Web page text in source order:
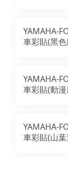
YAMAHA-
車彩貼(黑色
YAMAHA-
車彩貼(動
YAMAHA-
車彩貼(山葉